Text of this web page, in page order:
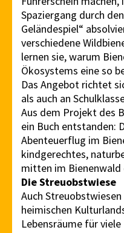
Spaziergang durch
Geländespiel“
verschiedene
lernen sie, warum
Ökosystems eine so
Das Angebot richtet
als auch an
Aus dem Projekt des
ein Buch entstanden:
Abenteuerflug im
kindgerechtes,
mitten im Bienenwald
Die Streuobstwiese
Auch
heimischen
Lebensräume für